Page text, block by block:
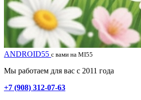
ANDROID55 с вами на MI55
Мы работаем для вас с 2011 года
+7 (908) 312-07-63